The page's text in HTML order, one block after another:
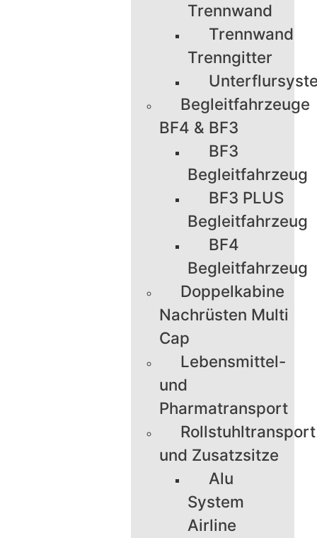
Trennwand
Trennwand
Trenngitter
Begleitfahrzeuge
BF4 & BF3
BF3
Begleitfahrzeug
BF3 PLUS
Begleitfahrzeug
BF4
Begleitfahrzeug
Doppelkabine
Nachrüsten Multi
Cap
Lebensmittel-
und
Pharmatransport
Rollstuhltransport
und Zusatzsitze
Alu
System
Airline